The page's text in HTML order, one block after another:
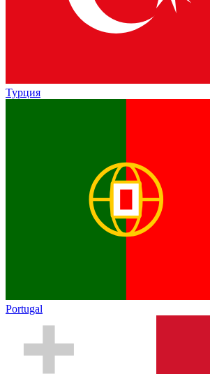
Турция
Portugal